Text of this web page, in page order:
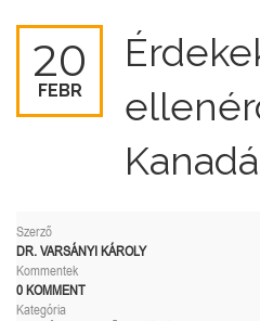
20
FEBR
Szerző
DR. VARSÁNYI KÁROLY
Kommentek
0 KOMMENT
Kategória